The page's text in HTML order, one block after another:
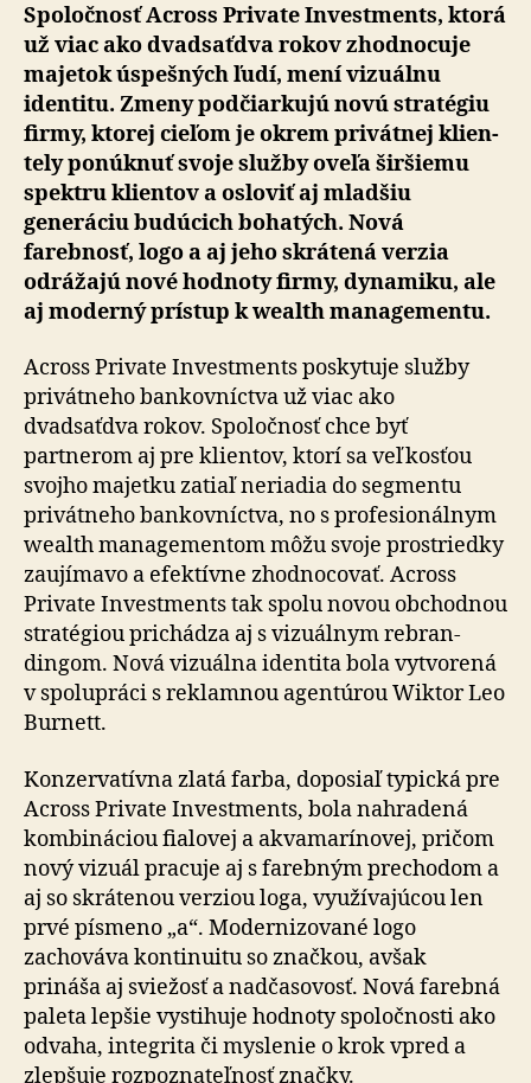
Spoločnosť Across Private Investments, ktorá
už viac ako dvadsaťdva rokov zhodnocuje
majetok úspešných ľudí, mení vizuálnu
identitu. Zmeny podčiarkujú novú stratégiu
firmy, ktorej cieľom je okrem privátnej klien­
te­ly ponúknuť svoje služby oveľa širšiemu
spektru klientov a osloviť aj mladšiu
generáciu budúcich bohatých. Nová
farebnosť, logo a aj jeho skrátená verzia
odrážajú nové hodnoty firmy, dy­na­miku, ale
aj moderný prístup k wealth managementu.
Across Private Investments poskytuje služby
privátneho bankovníctva už viac ako
dvadsaťdva rokov. Spoločnosť chce byť
partnerom aj pre klientov, ktorí sa veľkosťou
svojho majetku zatiaľ neriadia do segmentu
privátneho bankovníctva, no s profesionálnym
wealth mana­ge­men­tom môžu svoje prostriedky
zaujímavo a efektívne zhod­no­covať. Across
Private Investments tak spolu novou obchodnou
stratégiou prichádza aj s vizuálnym re­bran­
dingom. Nová vizuálna identita bola vytvorená
v spo­lu­prá­ci s reklamnou agentúrou Wiktor Leo
Burnett.
Konzervatívna zlatá farba, doposiaľ typická pre
Across Private Investments, bola nahradená
kombináciou fialovej a akvamarínovej, pričom
nový vizuál pracuje aj s farebným prechodom a
aj so skrátenou verziou loga, využívajúcou len
prvé písmeno „a“. Modernizované logo
zachováva kontinuitu so značkou, avšak
prináša aj sviežosť a nadčasovosť. Nová farebná
paleta lepšie vystihuje hodnoty spoločnosti ako
odvaha, integrita či myslenie o krok vpred a
zlepšuje rozpoznateľnosť značky.